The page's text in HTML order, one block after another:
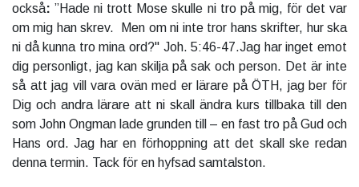
också:”Hade ni trott Mose skulle ni tro på mig, för det var
om mig han skrev. Men om ni inte tror hans skrifter, hur ska
ni då kunna tro mina ord?" Joh. 5:46-47.Jag har inget emot
dig personligt, jag kan skilja på sak och person. Det är inte
så att jag vill vara ovän med er lärare på ÖTH, jag ber för
Dig och andra lärare att ni skall ändra kurs tillbaka till den
som John Ongman lade grunden till – en fast tro på Gud och
Hans ord. Jag har en förhoppning att det skall ske redan
denna termin. Tack för en hyfsad samtalston.